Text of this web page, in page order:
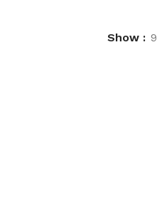
Show 9